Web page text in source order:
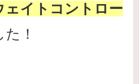
ェイトコントロー
！